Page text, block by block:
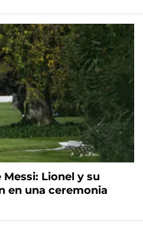
Lionel y su
en una ceremonia